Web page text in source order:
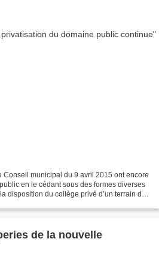
Conseil municipal du 9 avril 2015 ont encore
en le cédant sous des formes diverses
disposition du collège privé d’un terrain de
de la nouvelle